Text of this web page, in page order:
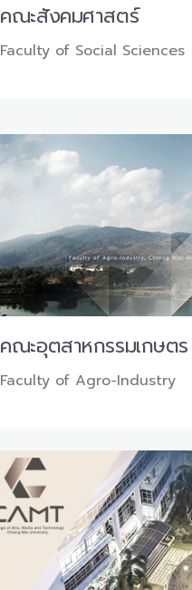
คณะสังคมศาสตร์
Faculty of Social Sciences
คณะอุตสาหกรรมเกษตร
Faculty of Agro-Industry